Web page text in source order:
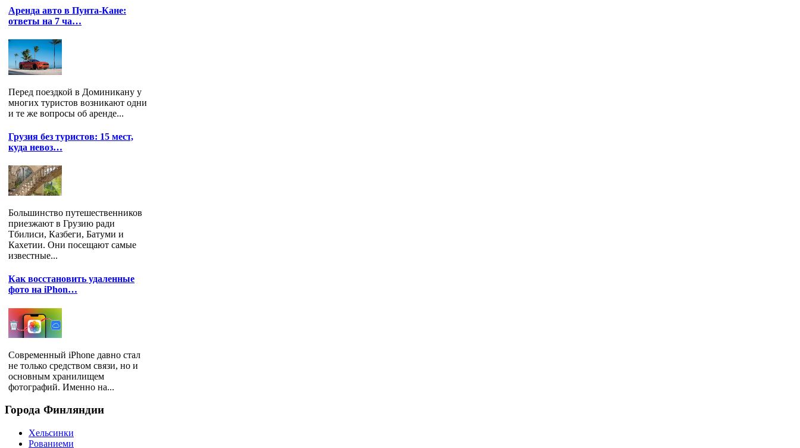
Аренда авто в Пунта-Кане:
ответы на 7 ча…
Перед поездкой в Доминикану у
многих туристов возникают одни
и те же вопросы об аренде...
Грузия без туристов: 15 мест,
куда невоз…
Большинство путешественников
приезжают в Грузию ради
Тбилиси, Казбеги, Батуми и
Кахетии. Они посещают самые
известные...
Как восстановить удаленные
фото на iPhon…
Современный iPhone давно стал
не только средством связи, но и
основным хранилищем
фотографий. Именно на...
Города Финляндии
Хельсинки
Рованиеми